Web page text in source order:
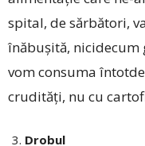
spital, de sărbători,
înăbușită,
vom consuma
crudități, nu cu
Drobul